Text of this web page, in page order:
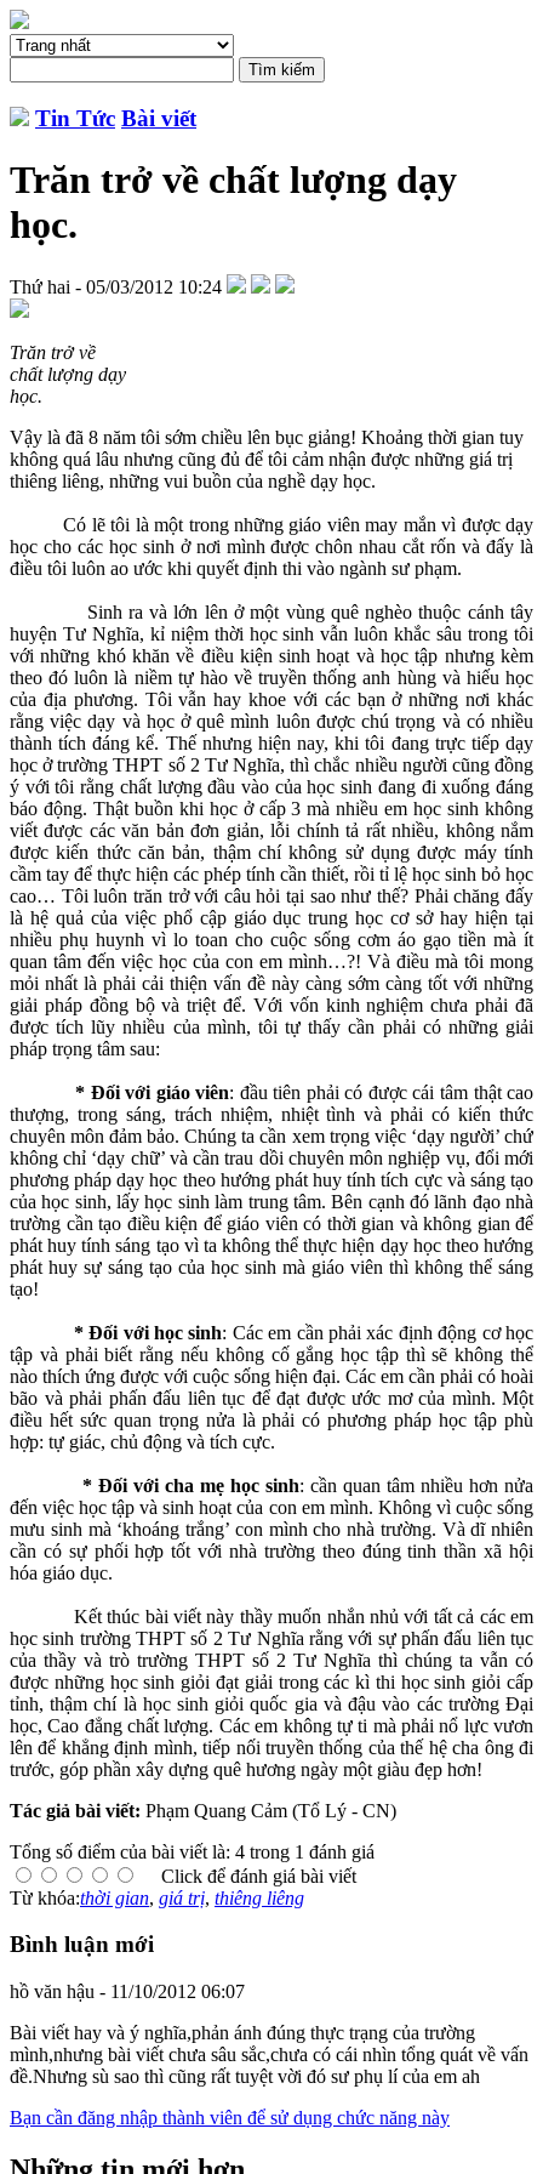
Tin Tức Bài viết
Trăn trở về chất lượng dạy
học.
Thứ hai - 05/03/2012 10:24
Trăn trở về
chất lượng dạy
học.
Vậy là đã 8 năm tôi sớm chiều lên bục giảng! Khoảng thời gian tuy
không quá lâu nhưng cũng đủ để tôi cảm nhận được những giá trị
thiêng liêng, những vui buồn của nghề dạy học.
Có lẽ tôi là một trong những giáo viên may mắn vì được dạy
học cho các học sinh ở nơi mình được chôn nhau cắt rốn và đấy là
điều tôi luôn ao ước khi quyết định thi vào ngành sư phạm.
Sinh ra và lớn lên ở một vùng quê nghèo thuộc cánh tây
huyện Tư Nghĩa, kỉ niệm thời học sinh vẫn luôn khắc sâu trong tôi
với những khó khăn về điều kiện sinh hoạt và học tập nhưng kèm
theo đó luôn là niềm tự hào về truyền thống anh hùng và hiếu học
của địa phương. Tôi vẫn hay khoe với các bạn ở những nơi khác
rằng việc dạy và học ở quê mình luôn được chú trọng và có nhiều
thành tích đáng kể. Thế nhưng hiện nay, khi tôi đang trực tiếp dạy
học ở trường THPT số 2 Tư Nghĩa, thì chắc nhiều người cũng đồng
ý với tôi rằng chất lượng đầu vào của học sinh đang đi xuống đáng
báo động. Thật buồn khi học ở cấp 3 mà nhiều em học sinh không
viết được các văn bản đơn giản, lỗi chính tả rất nhiều, không nắm
được kiến thức căn bản, thậm chí không sử dụng được máy tính
cầm tay để thực hiện các phép tính cần thiết, rồi tỉ lệ học sinh bỏ học
cao… Tôi luôn trăn trở với câu hỏi tại sao như thế? Phải chăng đấy
là hệ quả của việc phổ cập giáo dục trung học cơ sở hay hiện tại
nhiều phụ huynh vì lo toan cho cuộc sống cơm áo gạo tiền mà ít
quan tâm đến việc học của con em mình…?! Và điều mà tôi mong
mỏi nhất là phải cải thiện vấn đề này càng sớm càng tốt với những
giải pháp đồng bộ và triệt để. Với vốn kinh nghiệm chưa phải đã
được tích lũy nhiều của mình, tôi tự thấy cần phải có những giải
pháp trọng tâm sau:
* Đối với giáo viên: đầu tiên phải có được cái tâm thật cao
thượng, trong sáng, trách nhiệm, nhiệt tình và phải có kiến thức
chuyên môn đảm bảo. Chúng ta cần xem trọng việc ‘dạy người’ chứ
không chỉ ‘dạy chữ’ và cần trau dồi chuyên môn nghiệp vụ, đổi mới
phương pháp dạy học theo hướng phát huy tính tích cực và sáng tạo
của học sinh, lấy học sinh làm trung tâm. Bên cạnh đó lãnh đạo nhà
trường cần tạo điều kiện để giáo viên có thời gian và không gian để
phát huy tính sáng tạo vì ta không thể thực hiện dạy học theo hướng
phát huy sự sáng tạo của học sinh mà giáo viên thì không thể sáng
tạo!
* Đối với học sinh: Các em cần phải xác định động cơ học
tập và phải biết rằng nếu không cố gắng học tập thì sẽ không thể
nào thích ứng được với cuộc sống hiện đại. Các em cần phải có hoài
bão và phải phấn đấu liên tục để đạt được ước mơ của mình. Một
điều hết sức quan trọng nửa là phải có phương pháp học tập phù
hợp: tự giác, chủ động và tích cực.
* Đối với cha mẹ học sinh: cần quan tâm nhiều hơn nửa
đến việc học tập và sinh hoạt của con em mình. Không vì cuộc sống
mưu sinh mà ‘khoáng trắng’ con mình cho nhà trường. Và dĩ nhiên
cần có sự phối hợp tốt với nhà trường theo đúng tinh thần xã hội
hóa giáo dục.
Kết thúc bài viết này thầy muốn nhắn nhủ với tất cả các em
học sinh trường THPT số 2 Tư Nghĩa rằng với sự phấn đấu liên tục
của thầy và trò trường THPT số 2 Tư Nghĩa thì chúng ta vẫn có
được những học sinh giỏi đạt giải trong các kì thi học sinh giỏi cấp
tỉnh, thậm chí là học sinh giỏi quốc gia và đậu vào các trường Đại
học, Cao đẳng chất lượng. Các em không tự ti mà phải nổ lực vươn
lên để khẳng định mình, tiếp nối truyền thống của thế hệ cha ông đi
trước, góp phần xây dựng quê hương ngày một giàu đẹp hơn!
Tác giả bài viết: Phạm Quang Cảm (Tổ Lý - CN)
Tổng số điểm của bài viết là: 4 trong 1 đánh giá
Click để đánh giá bài viết
Từ khóa:thời gian, giá trị, thiêng liêng
Bình luận mới
hồ văn hậu - 11/10/2012 06:07
Bài viết hay và ý nghĩa,phản ánh đúng thực trạng của trường
mình,nhưng bài viết chưa sâu sắc,chưa có cái nhìn tổng quát về vấn
đề.Nhưng sù sao thì cũng rất tuyệt vời đó sư phụ lí của em ah
Bạn cần đăng nhập thành viên để sử dụng chức năng này